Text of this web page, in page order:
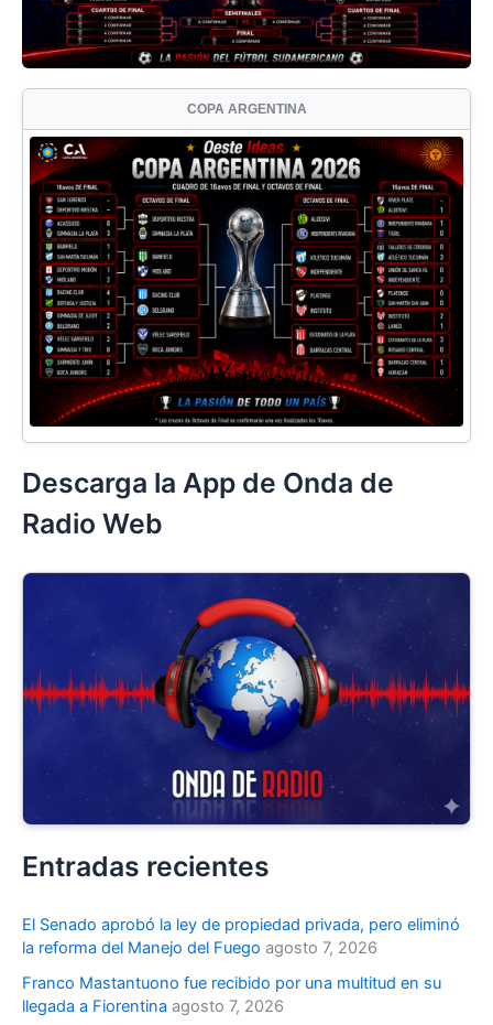
COPA ARGENTINA
Descarga la App de Onda de
Radio Web
Entradas recientes
El Senado aprobó la ley de propiedad privada, pero eliminó
la reforma del Manejo del Fuego agosto 7, 2026
Franco Mastantuono fue recibido por una multitud en su
llegada a Fiorentina agosto 7, 2026